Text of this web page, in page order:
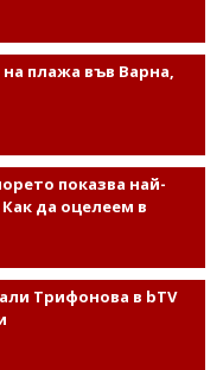
плажа във Варна,
показва най-
да оцелеем в
Трифонова в bTV